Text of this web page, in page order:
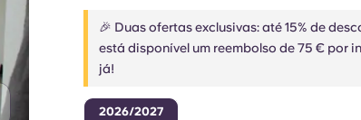
Perguntas frequentes
Informação
Blogue
Entre em
🎉 Duas ofertas exclusivas: até 15% de
está disponível um reembolso de 75 € por
já!
2026/2027